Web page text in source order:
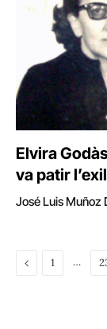
Elvira
va patir
José Luis Muñoz
Previous
1 …